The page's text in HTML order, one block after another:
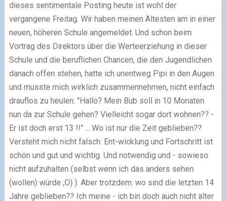
dieses sentimentale Posting heute ist wohl der
vergangene Freitag. Wir haben meinen Ältesten am in einer
neuen, höheren Schule angemeldet. Und schon beim
Vortrag des Direktors über die Werteerziehung in dieser
Schule und die beruflichen Chancen, die den Jugendlichen
danach offen stehen, hatte ich unentweg Pipi in den Augen
und musste mich wirklich zusammennehmen, nicht einfach
drauflos zu heulen. "Hallo? Mein Bub soll in 10 Monaten
nun da zur Schule gehen? Vielleicht sogar dort wohnen?? -
Er ist doch erst 13 !!" ... Wo ist nur die Zeit geblieben??
Versteht mich nicht falsch: Ent-wicklung und Fortschritt ist
schön und gut und wichtig. Und notwendig und - sowieso
nicht aufzuhalten (selbst wenn ich das anders sehen
(wollen) würde ;O) ). Aber trotzdem: wo sind die letzten 14
Jahre geblieben?? Ich meine - ich bin doch auch nicht älter